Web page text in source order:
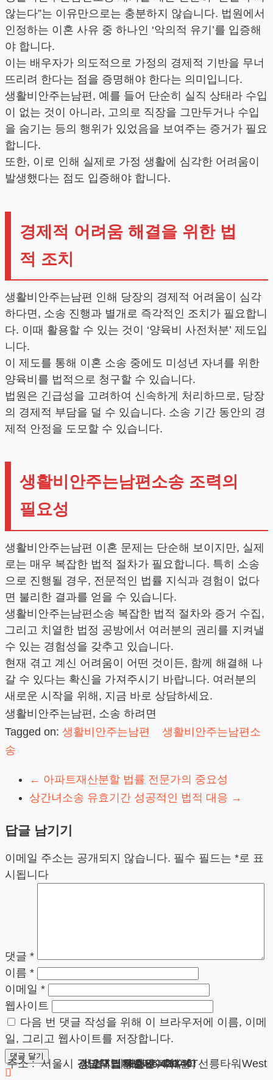
않는다”는 이유만으로는 충분하지 않습니다. 법원에서
인정하는 이혼 사유 중 하나인 ‘악의적 유기’를 입증해
야 합니다.
이는 배우자가 의도적으로 가정의 경제적 기반을 무너
뜨리려 한다는 점을 증명해야 한다는 의미입니다.
생활비안주는남편, 예를 들어 단순히 실직 상태라 수입
이 없는 것이 아니라, 고의로 직장을 그만두거나 수입
을 숨기는 등의 행위가 있었음을 보여주는 증거가 필요
합니다.
또한, 이로 인해 실제로 가정 생활에 심각한 어려움이
발생했다는 점도 입증해야 합니다.
경제적 어려움 해결을 위한 법
적 조치
생활비안주는남편 인해 당장의 경제적 어려움이 심각
하다면, 소송 진행과 별개로 즉각적인 조치가 필요합니
다. 이때 활용할 수 있는 것이 ‘양육비 사전처분’ 제도입
니다.
이 제도를 통해 이혼 소송 중에도 미성년 자녀를 위한
양육비를 법적으로 청구할 수 있습니다.
법원은 긴급성을 고려하여 신속하게 처리하므로, 당장
의 경제적 부담을 덜 수 있습니다. 소송 기간 동안의 경
제적 안정을 도모할 수 있습니다.
생활비안주는남편소송 조력의
필요성
생활비안주는남편 이혼 문제는 단순해 보이지만, 실제
로는 매우 복잡한 법적 절차가 필요합니다. 특히 소송
으로 진행될 경우, 전문적인 법률 지식과 경험이 없다
면 불리한 결과를 얻을 수 있습니다.
생활비안주는남편소송 복잡한 법적 절차와 증거 수집,
그리고 치열한 법정 공방에서 여러분의 권리를 지켜낼
수 있는 경험성을 갖추고 있습니다.
현재 겪고 계신 어려움이 어떤 것이든, 함께 해결해 나
갈 수 있다는 확신을 가져주시기 바랍니다. 여러분의
새로운 시작을 위해, 지금 바로 상담하세요.
생활비안주는남편, 소송 하려면
Tagged on: 생활비안주는남편
생활비안주는남편소
송
← 아파트재산분할 법률 전문가의 중요성
상간녀소송 유효기간 성공적인 법적 대응 →
답글 남기기
이메일 주소는 공개되지 않습니다. 필수 필드는 *로 표
시됩니다
댓글 *
이름 *
이메일 *
웹사이트
다음 번 댓글 작성을 위해 이 브라우저에 이름, 이메
일, 그리고 웹사이트를 저장합니다.
상호 : 법무법인 테헤란
사업자 : 589-86-01340
대표자 : 이수학
주소 : 서울시 강남구 테헤란로 420, KT선릉타워West 9층
광고책임변호사 : 이수학